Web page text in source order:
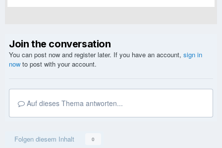
Join the conversation
You can post now and register later. If you have an account, sign in
now to post with your account.
Auf dieses Thema antworten...
Folgen diesem Inhalt 0